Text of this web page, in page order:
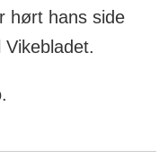
hørt hans side